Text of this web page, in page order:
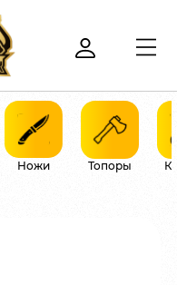
Ножи Топоры